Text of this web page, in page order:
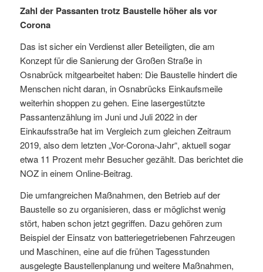
Zahl der Passanten trotz Baustelle höher als vor
Corona
Das ist sicher ein Verdienst aller Beteiligten, die am
Konzept für die Sanierung der Großen Straße in
Osnabrück mitgearbeitet haben: Die Baustelle hindert die
Menschen nicht daran, in Osnabrücks Einkaufsmeile
weiterhin shoppen zu gehen. Eine lasergestützte
Passantenzählung im Juni und Juli 2022 in der
Einkaufsstraße hat im Vergleich zum gleichen Zeitraum
2019, also dem letzten „Vor-Corona-Jahr“, aktuell sogar
etwa 11 Prozent mehr Besucher gezählt. Das berichtet die
NOZ in einem Online-Beitrag.
Die umfangreichen Maßnahmen, den Betrieb auf der
Baustelle so zu organisieren, dass er möglichst wenig
stört, haben schon jetzt gegriffen. Dazu gehören zum
Beispiel der Einsatz von batteriegetriebenen Fahrzeugen
und Maschinen, eine auf die frühen Tagesstunden
ausgelegte Baustellenplanung und weitere Maßnahmen,